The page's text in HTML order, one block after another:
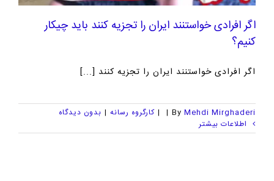
اگر افرادی خواستنند ایران را تجزیه کنند باید چیکار
کنیم؟
اگر افرادی خواستنند ایران را تجزیه کنند [...]
By Mehdi Mirghaderi
|
| کارگروه رسانه | بدون ديدگاه
اطلاعات بیشتر